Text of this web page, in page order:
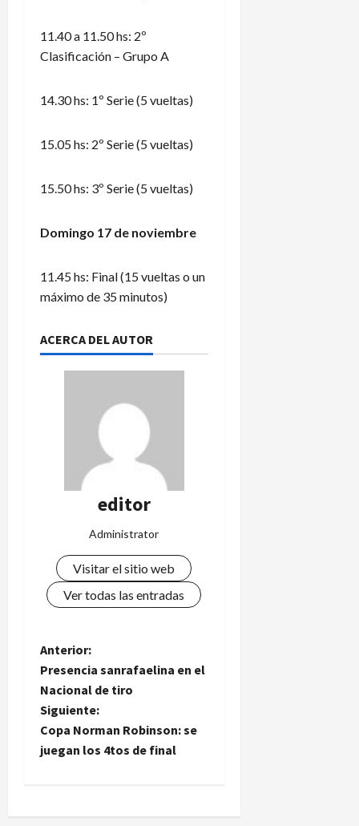
11.40 a 11.50 hs: 2º
Clasificación – Grupo A
14.30 hs: 1º Serie (5 vueltas)
15.05 hs: 2º Serie (5 vueltas)
15.50 hs: 3º Serie (5 vueltas)
Domingo 17 de noviembre
11.45 hs: Final (15 vueltas o un
máximo de 35 minutos)
ACERCA DEL AUTOR
editor
Administrator
Visitar el sitio web
Ver todas las entradas
N
a
v
e
Anterior:
Presencia sanrafaelina en el
Nacional de tiro
Siguiente:
Copa Norman Robinson: se
juegan los 4tos de final